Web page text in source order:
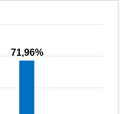
71,96%